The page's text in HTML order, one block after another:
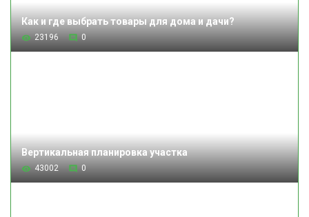
Как и где выбрать товары для дома и дачи?
23196 0
Вертикальная планировка участка
43002 0